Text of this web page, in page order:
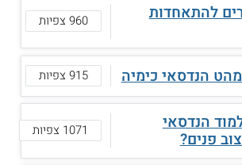
להתאחדות 960 צפיות
הנדסאי כימיה 915 צפיות
הנדסאי
פנים? 1071 צפיות